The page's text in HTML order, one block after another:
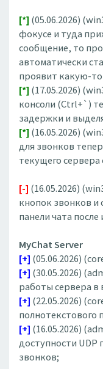
[*] (05.06.2026)
фокусе и туда
сообщение, то
автоматически
проявит какую-
[*] (17.05.2026)
консоли (Ctrl+`)
задержки и
[*] (16.05.2026)
для звонков
текущего
[-] (16.05.2026)
кнопок звонков и
панели чата
MyChat Server
[+] (05.06.2026)
[+] (30.05.2026)
работы сервера
[+] (22.05.2026)
полнотекстового
[+] (16.05.2026)
доступности UDP
звонков;